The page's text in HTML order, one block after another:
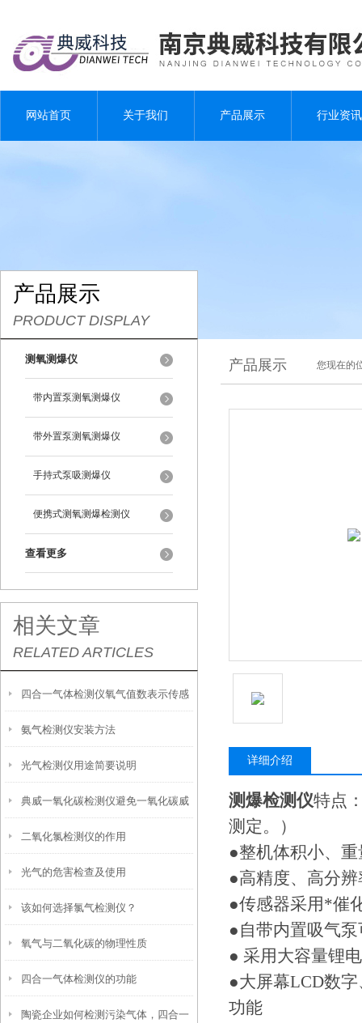
网站首页 关于我们 产品展示 行业资讯
产品展示
PRODUCT DISPLAY
测氧测爆仪
带内置泵测氧测爆仪
带外置泵测氧测爆仪
手持式泵吸测爆仪
便携式测氧测爆检测仪
查看更多
相关文章
RELATED ARTICLES
四合一气体检测仪氧气值数表示传感
器故障
氨气检测仪安装方法
光气检测仪用途简要说明
典威一氧化碳检测仪避免一氧化碳威
胁生命
二氧化氯检测仪的作用
光气的危害检查及使用
该如何选择氯气检测仪？
氧气与二氧化碳的物理性质
四合一气体检测仪的功能
陶瓷企业如何检测污染气体，四合一
产品展示 您现在的
详细介绍
测爆检测仪特点
测定。）
●整机体积小、
●高精度、高分
●传感器采用*催
●自带内置吸气
● 采用大容量锂
●大屏幕LCD数
功能